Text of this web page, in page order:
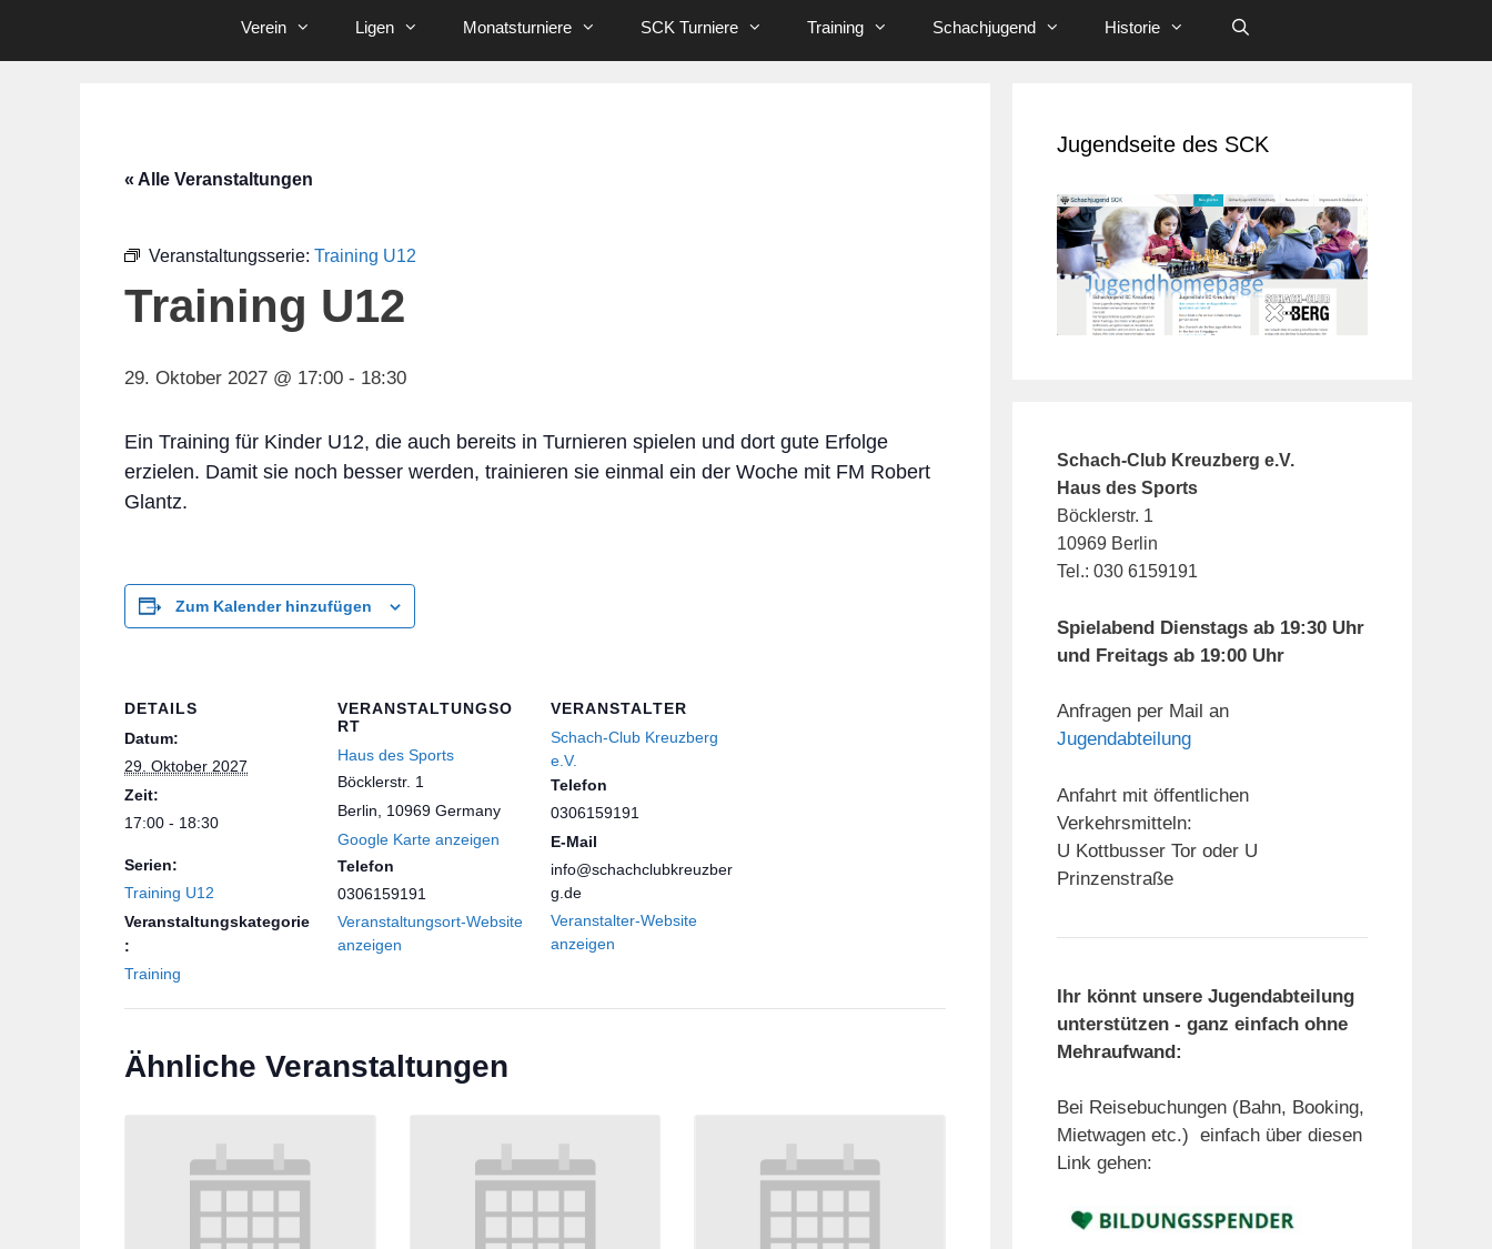
Verein Ligen Monatsturniere SCK Turniere Training Schachjugend Historie
« Alle Veranstaltungen
Veranstaltungsserie: Training U12
Training U12
29. Oktober 2027 @ 17:00 - 18:30
Ein Training für Kinder U12, die auch bereits in Turnieren spielen und dort gute Erfolge
erzielen. Damit sie noch besser werden, trainieren sie einmal ein der Woche mit FM Robert
Glantz.
Zum Kalender hinzufügen
DETAILS
Datum:
29. Oktober 2027
Zeit:
17:00 - 18:30
Serien:
Training U12
Veranstaltungskategorie
:
Training
VERANSTALTUNGSO
RT
Haus des Sports
Böcklerstr. 1
Berlin
10969 Germany
Google Karte anzeigen
Telefon
0306159191
Veranstaltungsort-Website
anzeigen
VERANSTALTER
Schach-Club Kreuzberg
e.V.
Telefon
0306159191
E-Mail
info@schachclubkreuzber
g.de
Veranstalter-Website
anzeigen
Ähnliche Veranstaltungen
Jugendseite des SCK
Schach-Club Kreuzberg e.V.
Haus des Sports
Böcklerstr. 1
10969 Berlin
Tel.: 030 6159191
Spielabend Dienstags ab 19:30 Uhr
und Freitags ab 19:00 Uhr
Anfragen per Mail an
Jugendabteilung
Anfahrt mit öffentlichen
Verkehrsmitteln:
U Kottbusser Tor oder U
Prinzenstraße
Ihr könnt unsere Jugendabteilung
unterstützen - ganz einfach ohne
Mehraufwand:
Bei Reisebuchungen (Bahn, Booking,
Mietwagen etc.) einfach über diesen
Link gehen: